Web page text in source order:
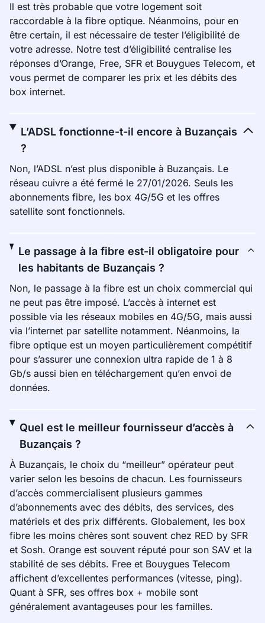
Il est très probable que votre logement soit
raccordable à la fibre optique. Néanmoins, pour en
être certain, il est nécessaire de tester l’éligibilité de
votre adresse. Notre test d’éligibilité centralise les
réponses d’Orange, Free, SFR et Bouygues Telecom, et
vous permet de comparer les prix et les débits des
box internet.
L’ADSL fonctionne-t-il encore à Buzançais
?
Non, l’ADSL n’est plus disponible à Buzançais. Le
réseau cuivre a été fermé le 27/01/2026. Seuls les
abonnements fibre, les box 4G/5G et les offres
satellite sont fonctionnels.
Le passage à la fibre est-il obligatoire pour
les habitants de Buzançais ?
Non, le passage à la fibre est un choix commercial qui
ne peut pas être imposé. L’accès à internet est
possible via les réseaux mobiles en 4G/5G, mais aussi
via l’internet par satellite notamment. Néanmoins, la
fibre optique est un moyen particulièrement compétitif
pour s’assurer une connexion ultra rapide de 1 à 8
Gb/s aussi bien en téléchargement qu’en envoi de
données.
Quel est le meilleur fournisseur d’accès à
Buzançais ?
À Buzançais, le choix du “meilleur” opérateur peut
varier selon les besoins de chacun. Les fournisseurs
d’accès commercialisent plusieurs gammes
d’abonnements avec des débits, des services, des
matériels et des prix différents. Globalement, les box
fibre les moins chères sont souvent chez RED by SFR
et Sosh. Orange est souvent réputé pour son SAV et la
stabilité de ses débits. Free et Bouygues Telecom
affichent d’excellentes performances (vitesse, ping).
Quant à SFR, ses offres box + mobile sont
généralement avantageuses pour les familles.